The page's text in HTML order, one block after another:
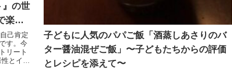
』の世
楽し
己肯定
す。今
リート
とイン
子どもに人気のパパご飯「酒蒸しあさりのバ
ター醤油混ぜご飯」〜子どもたちからの評価
とレシピを添えて〜